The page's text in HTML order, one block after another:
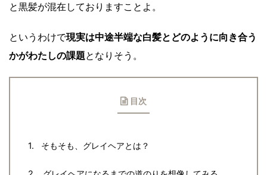
と黒髪が混在しておりますことよ。
というわけで現実は中途半端な白髪とどのように向き合う
かがわたしの課題となりそう。
目次
そもそも、グレイヘアとは？